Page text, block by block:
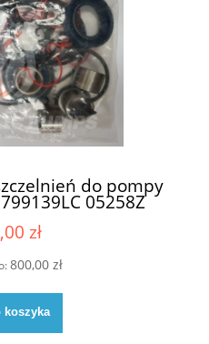
do pompy
05258Z
zł
800,00 zł
koszyka